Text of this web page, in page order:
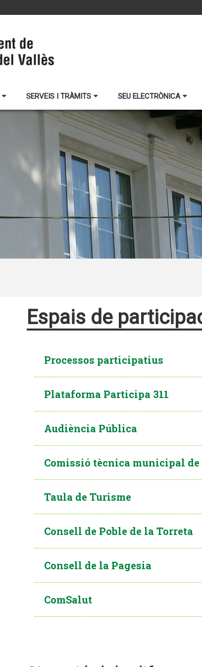
SERVEIS I TRÀMITS SEU ELECTRÒNICA
Espais de
Processos participatius
Plataforma Participa 311
Audiència Pública
Comissió tècnica municipal
Taula de Turisme
Consell de Poble de la Torreta
Consell de la Pagesia
ComSalut